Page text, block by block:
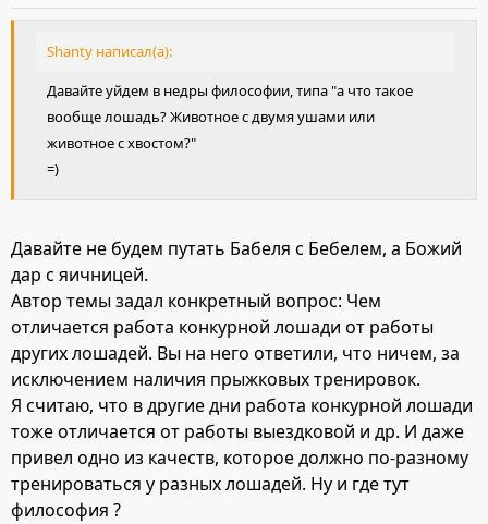
Shanty написал(а):
Давайте уйдем в недры философии, типа "а что такое
вообще лошадь? Животное с двумя ушами или
животное с хвостом?"
=)
Давайте не будем путать Бабеля с Бебелем, а Божий
дар с яичницей.
Автор темы задал конкретный вопрос: Чем
отличается работа конкурной лошади от работы
других лошадей. Вы на него ответили, что ничем, за
исключением наличия прыжковых тренировок.
Я считаю, что в другие дни работа конкурной лошади
тоже отличается от работы выездковой и др. И даже
привел одно из качеств, которое должно по-разному
тренироваться у разных лошадей. Ну и где тут
философия ?